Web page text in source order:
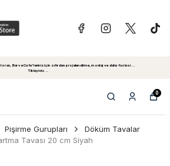
Bar ve Cafe'leriniz için sıfırdan projelendirme, montaj ve daha fazlasi...
Tiklayiniz...
0
Pişirme Gurupları
Döküm Tavalar
Tavası 20 cm Siyah